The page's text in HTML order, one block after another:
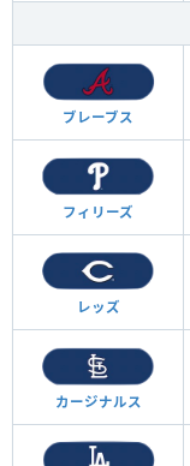
ブレーブス
フィリーズ
レッズ
カージナルス